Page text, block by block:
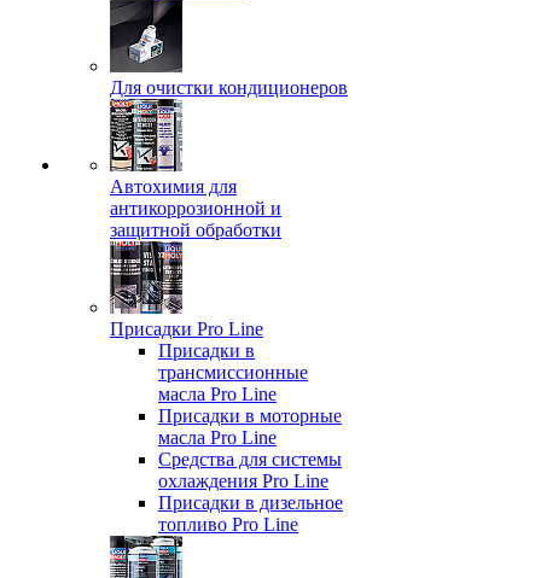
Для очистки кондиционеров
Автохимия для
антикоррозионной и
защитной обработки
Присадки Pro Line
Присадки в
трансмиссионные
масла Pro Line
Присадки в моторные
масла Pro Line
Средства для системы
охлаждения Pro Line
Присадки в дизельное
топливо Pro Line